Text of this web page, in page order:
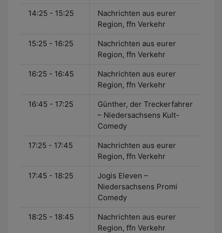
14:25 - 15:25
Nachrichten aus eurer
Region, ffn Verkehr
15:25 - 16:25
Nachrichten aus eurer
Region, ffn Verkehr
16:25 - 16:45
Nachrichten aus eurer
Region, ffn Verkehr
16:45 - 17:25
Günther, der Treckerfahrer
– Niedersachsens Kult-
Comedy
17:25 - 17:45
Nachrichten aus eurer
Region, ffn Verkehr
17:45 - 18:25
Jogis Eleven –
Niedersachsens Promi
Comedy
18:25 - 18:45
Nachrichten aus eurer
Region, ffn Verkehr